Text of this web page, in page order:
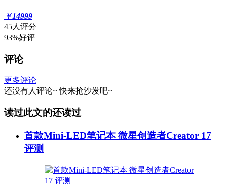
￥14999
45人评分
93%好评
评论
更多评论
还没有人评论~ 快来抢沙发吧~
读过此文的还读过
首款Mini-LED笔记本 微星创造者Creator 17
评测